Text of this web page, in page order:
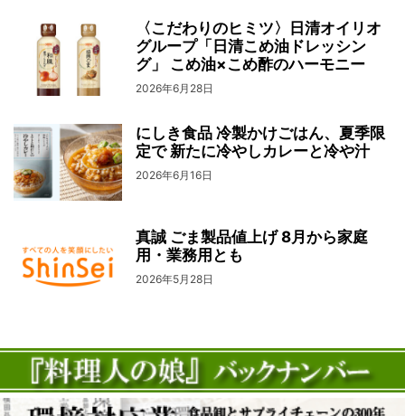
〈こだわりのヒミツ〉日清オイリオ
グループ「日清こめ油ドレッシン
グ」 こめ油×こめ酢のハーモニー
2026年6月28日
にしき食品 冷製かけごはん、夏季限
定で 新たに冷やしカレーと冷や汁
2026年6月16日
真誠 ごま製品値上げ 8月から家庭
用・業務用とも
2026年5月28日